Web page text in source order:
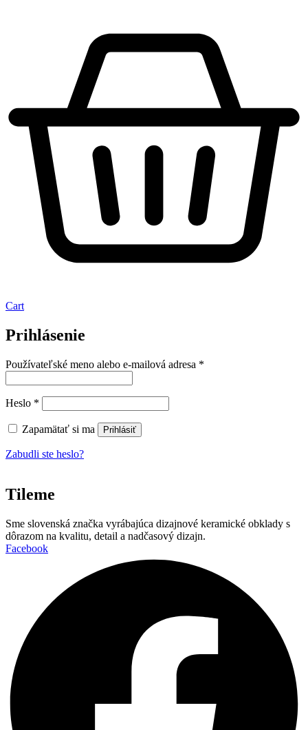
Cart
Prihlásenie
Používateľské meno alebo e-mailová adresa *
Heslo *
Zapamätať si ma Prihlásiť
Zabudli ste heslo?
Tileme
Sme slovenská značka vyrábajúca dizajnové keramické obklady s
dôrazom na kvalitu, detail a nadčasový dizajn.
Facebook